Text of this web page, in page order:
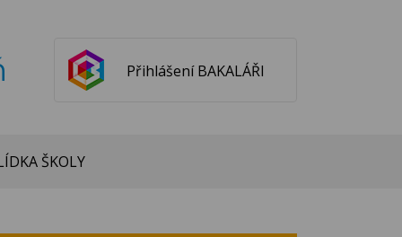
Přihlášení BAKALÁŘI
ŠKOLY